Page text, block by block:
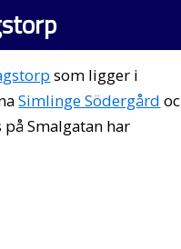
som ligger i
Simlinge Södergård
på Smalgatan har